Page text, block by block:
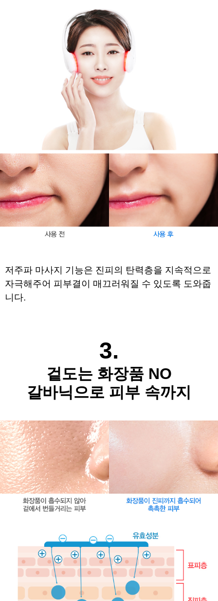
저주파 마사지 기능은 진피의 탄력층을 지속적으로
자극해주어 피부결이 매끄러워질 수 있도록 도와줍
니다.
3.
겉도는 화장품 NO
갈바닉으로 피부 속까지